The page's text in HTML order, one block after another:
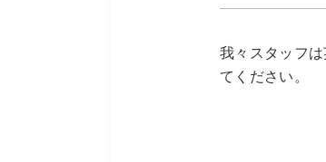
我々スタッフ
てください。